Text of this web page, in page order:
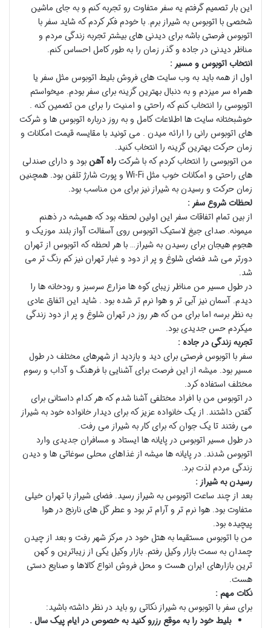
این بار تصمیم گرفتم یه سفر متفاوت رو تجربه کنم و به جای ماشین
شخصی با اتوبوس به شیراز برم. با خودم فکر کردم که شاید سفر با
اتوبوس فرصتی باشه برای دیدنی های بیشتر تجربه زندگی مردم و
مناظر دیدنی در جاده و گذر زمان را به طور کامل احساس کنم.
انتخاب اتوبوس و مسیر :
اول از همه باید به وب سایت های فروش بلیط اتوبوس مثل سفر یا
همراه سر میزدم و به دنبال بهترین گزینه برای سفر بودم. میخواستم
اتوبوسی را انتخاب کنم که راحتی و امنیت را برای من تضمین کنه .
خوشبختانه سایت ها اطلاعات کامل و به روز درباره اتوبوس ها و شرکت
های اتوبوس رانی را ارائه میدن . می تونید با مقایسه قیمت امکانات و
زمان حرکت بهترین گزینه را انتخاب کنید.
من اتوبوسی را انتخاب کردم که با شرکتراه آهنبود و دارای صندلی
های راحتی و امکانات خوب مثل Wi-Fi و پورت شارژ تلفن بود. همچنین
زمان حرکت و رسیدن به شیراز نیز برای من مناسب بود.
لحظات شروع سفر :
از بین تمام اتفاقات سفر این اولین لحظه بود که همیشه در ذهنم
میمونه. صدای جیغ لاستیک اتوبوس روی آسفالت آواز بلند موزیک و
هجوم هیجان برای رسیدن به شیراز… با هر لحظه که اتوبوس از تهران
دورتر می شد فضای شلوغ و پر از دود و غبار تهران نیز کم رنگ تر می
شد.
در طول مسیر من مناظر زیبای کوه ها مزارع سرسبز و رودخانه ها را
دیدم. آسمان نیز آبی تر و هوا نرم تر شده بود . شاید این اتفاق عادی
به نظر برسه اما برای من که هر روز در تهران شلوغ و پر از دود زندگی
میکردم حس جدیدی بود.
تجربه زندگی در جاده :
سفر با اتوبوس فرصتی برای دید و بازدید از شهرهای مختلف در طول
مسیر بود. میشه از این فرصت برای آشنایی با فرهنگ و آداب و رسوم
مختلف استفاده کرد.
در اتوبوس من با افراد مختلفی آشنا شدم که هر کدام داستانی برای
گفتن داشتند. از یک خانواده عزیز که برای دیدار خانواده خود به شیراز
می رفتند تا یک جوان که برای کار به شیراز می رفت.
در طول مسیر اتوبوس در پایانه ها ایستاد و مسافران جدیدی وارد
اتوبوس شدند. در پایانه ها میشه از غذاهای محلی سوغاتی ها و دیدن
زندگی مردم لذت برد.
رسیدن به شیراز :
بعد از چند ساعت اتوبوس به شیراز رسید. فضای شیراز با تهران خیلی
متفاوت بود. هوا نرم تر و آرام تر بود و عطر گل های نارنج در هوا
پیچیده بود.
من با اتوبوس مستقیما به هتل خود در مرکز شهر رفت و بعد از چیدن
چمدان به سمت بازار وکیل رفتم. بازار وکیل یکی از زیباترین و کهن
ترین بازارهای ایران هست و محل فروش انواع کالاها و صنایع دستی
هست.
نکات مهم :
برای سفر با اتوبوس به شیراز نکاتی رو باید در نظر داشته باشید:
بلیط خود را به موقع رزرو کنید به خصوص در ایام پیک سال .